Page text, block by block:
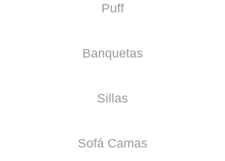
Puff
Banquetas
Sillas
Sofá Camas